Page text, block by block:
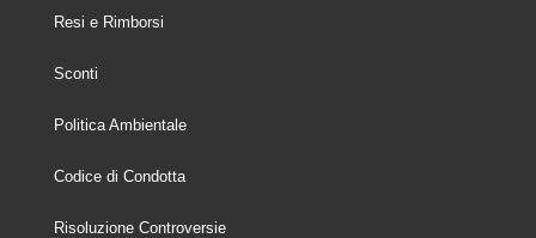
Resi e Rimborsi
Sconti
Politica Ambientale
Codice di Condotta
Risoluzione Controversie